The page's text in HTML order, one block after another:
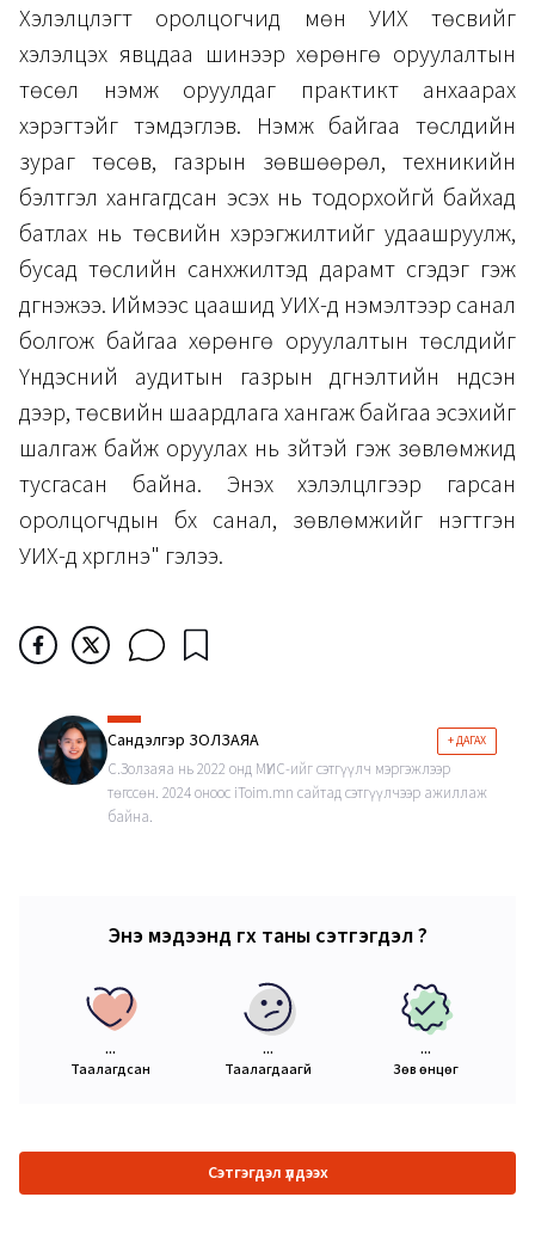
Хэлэлцүүлэгт оролцогчид мөн УИХ төсвийг
хэлэлцэх явцдаа шинээр хөрөнгө оруулалтын
төсөл нэмж оруулдаг практикт анхаарах
хэрэгтэйг тэмдэглэв. Нэмж байгаа төслүүдийн
зураг төсөв, газрын зөвшөөрөл, техникийн
бэлтгэл хангагдсан эсэх нь тодорхойгүй байхад
батлах нь төсвийн хэрэгжилтийг удаашруулж,
бусад төслийн санхүүжилтэд дарамт үүсгэдэг гэж
дүгнэжээ. Иймээс цаашид УИХ-д нэмэлтээр санал
болгож байгаа хөрөнгө оруулалтын төслүүдийг
Үндэсний аудитын газрын дүгнэлтийн үндсэн
дээр, төсвийн шаардлага хангаж байгаа эсэхийг
шалгаж байж оруулах нь зүйтэй гэж зөвлөмжид
тусгасан байна. Энэхүү хэлэлцүүлгээр гарсан
оролцогчдын бүх санал, зөвлөмжийг нэгтгэн
УИХ-д хүргүүлнэ" гэлээ.
Сандэлгэр ЗОЛЗАЯА + ДАГАХ
С.Золзаяа нь 2022 онд МҮИС-ийг сэтгүүлч мэргэжлээр
төгссөн. 2024 оноос iToim.mn сайтад сэтгүүлчээр ажиллаж
байна.
Энэ мэдээнд өгөх таны сэтгэгдэл ?
...
Таалагдсан
...
Таалагдаагүй
...
Зөв өнцөг
Сэтгэгдэл үлдээх